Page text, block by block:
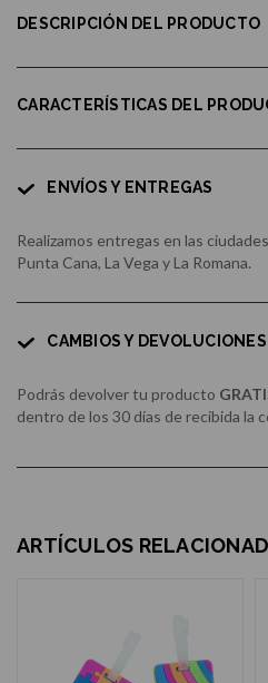
DESCRIPCIÓN DEL PRODUCTO
CARACTERÍSTICAS DEL
ENVÍOS Y ENTREGAS
Realizamos entregas en las
Punta Cana, La Vega y La Romana.
CAMBIOS Y DEVOLUCIONES
Podrás devolver tu producto
dentro de los 30 días de recibida la
ARTÍCULOS